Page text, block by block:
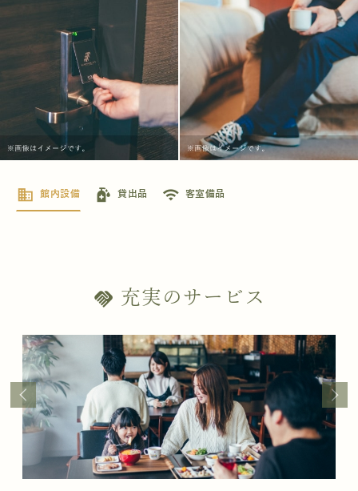
business 館内設備 sanitizer 貸出品 wifi 客室備品
handshake 充実のサービス